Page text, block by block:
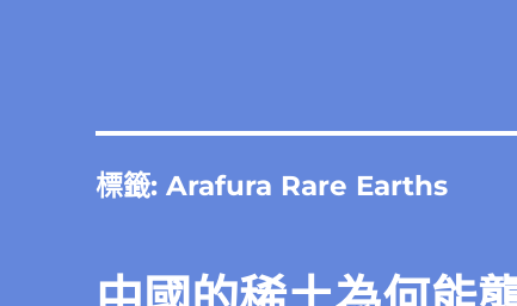
標籤:Arafura Rare Earths